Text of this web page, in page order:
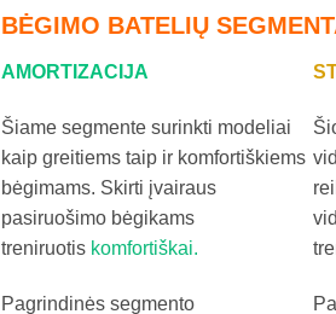
BĖGIMO BATELIŲ
AMORTIZACIJA
Šiame segmente surinkti modeliai
kaip greitiems taip ir komfortiškiems
bėgimams. Skirti įvairaus
pasiruošimo bėgikams
treniruotis komfortiškai.
Pagrindinės segmento